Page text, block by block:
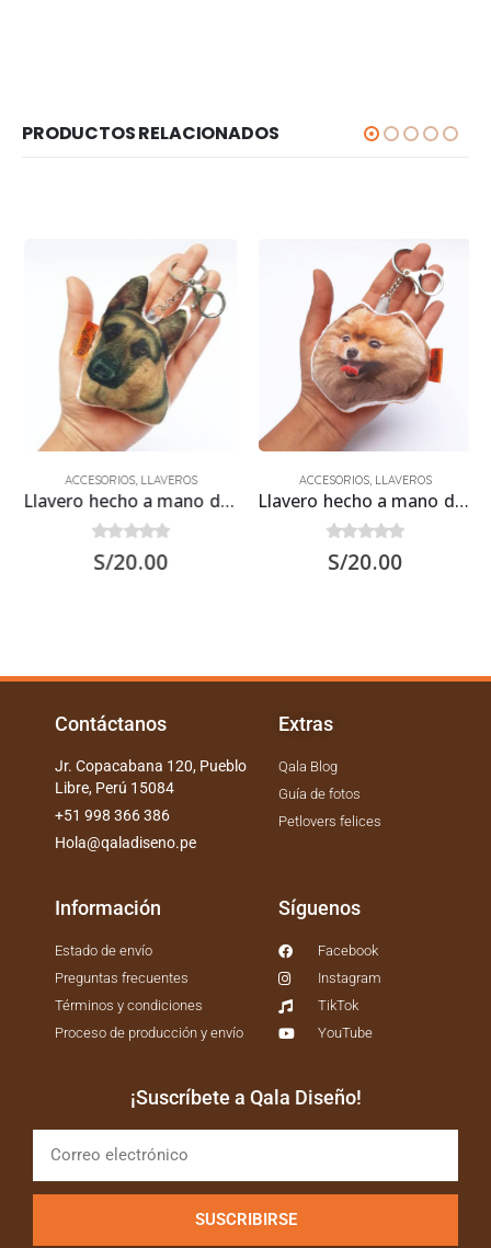
PRODUCTOS RELACIONADOS
ACCESORIOS,LLAVEROS
Llavero hecho a mano de Perro Pastor Alemán
0out of 5
S/20.00
ACCESORIOS, LLAVEROS
Llavero hecho a mano de Perro Pomerania
0out of 5
S/20.00
Contáctanos
Jr. Copacabana 120, Pueblo
Libre, Perú 15084
+51 998 366 386
Hola@qaladiseno.pe
Extras
Qala Blog
Guía de fotos
Petlovers felices
Información
Estado de envío
Preguntas frecuentes
Términos y condiciones
Proceso de producción y envío
Síguenos
Facebook
Instagram
TikTok
YouTube
¡Suscríbete a Qala Diseño!
SUSCRIBIRSE